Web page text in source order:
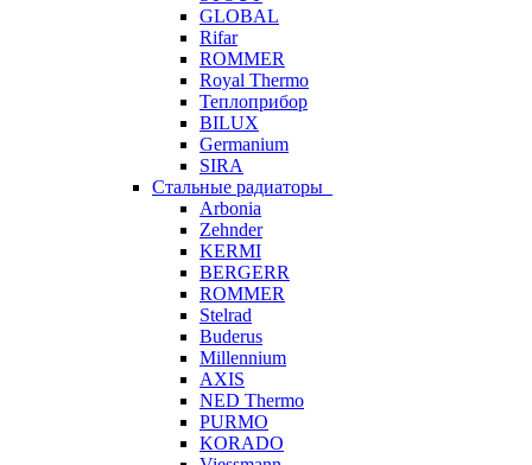
GLOBAL
Rifar
ROMMER
Royal Thermo
Теплоприбор
BILUX
Germanium
SIRA
Стальные радиаторы
Arbonia
Zehnder
KERMI
BERGERR
ROMMER
Stelrad
Buderus
Millennium
AXIS
NED Thermo
PURMO
KORADO